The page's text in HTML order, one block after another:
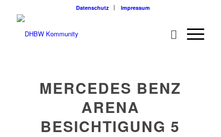
Datenschutz Impressum
MERCEDES BENZ
ARENA
BESICHTIGUNG 5